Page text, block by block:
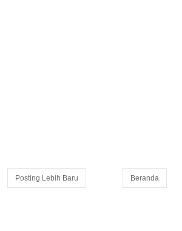
Posting Lebih Baru Beranda